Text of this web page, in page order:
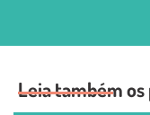
Leia também